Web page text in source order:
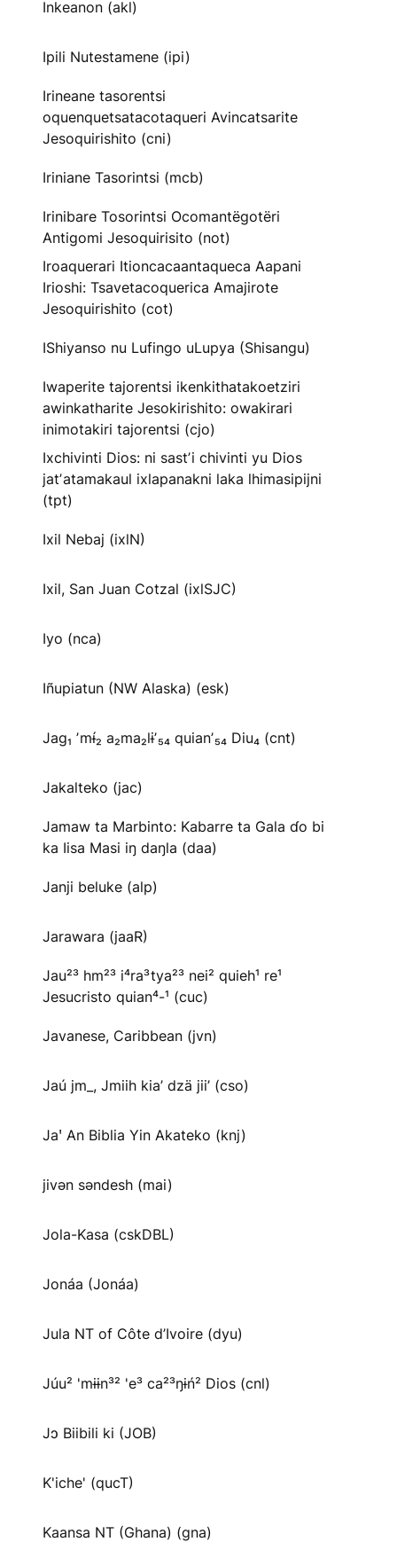
Inkeanon (akl)
Ipili Nutestamene (ipi)
Irineane tasorentsi
oquenquetsatacotaqueri Avincatsarite
Jesoquirishito (cni)
Iriniane Tasorintsi (mcb)
Irinibare Tosorintsi Ocomantëgotëri
Antigomi Jesoquirisito (not)
Iroaquerari Itioncacaantaqueca Aapani
Irioshi: Tsavetacoquerica Amajirote
Jesoquirishito (cot)
IShiyanso nu Lufingo uLupya (Shisangu)
Iwaperite tajorentsi ikenkithatakoetziri
awinkatharite Jesokirishito: owakirari
inimotakiri tajorentsi (cjo)
Ixchivinti Dios: ni sastʼi chivinti yu Dios
jatʼatamakaul ixlapanakni laka lhimasipijni
(tpt)
Ixil Nebaj (ixlN)
Ixil, San Juan Cotzal (ixlSJC)
Iyo (nca)
Iñupiatun (NW Alaska) (esk)
Jag₁ ʼmɨ́₂ a₂ma₂lɨʼ₅₄ quianʼ₅₄ Diu₄ (cnt)
Jakalteko (jac)
Jamaw ta Marbinto: Kabarre ta Gala ɗo bi
ka Iisa Masi iŋ daŋla (daa)
Janji beluke (alp)
Jarawara (jaaR)
Jau²³ hm²³ i⁴ra³tya²³ nei² quieh¹ re¹
Jesucristo quian⁴-¹ (cuc)
Javanese, Caribbean (jvn)
Jaú jm_, Jmiih kia’ dzä jii’ (cso)
Jaꞌ An Biblia Yin Akateko (knj)
jivən səndesh (mai)
Jola-Kasa (cskDBL)
Jonáa (Jonáa)
Jula NT of Côte d’Ivoire (dyu)
Júu² 'mɨɨn³² 'e³ ca²³ŋɨń² Dios (cnl)
Jɔ Biibili ki (JOB)
K'iche' (qucT)
Kaansa NT (Ghana) (gna)